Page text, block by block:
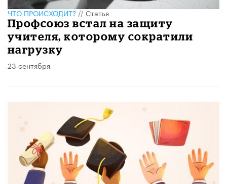
ЧТО ПРОИСХОДИТ?//Статья
Профсоюз встал на защиту
учителя, которому сократили
нагрузку
23 сентября